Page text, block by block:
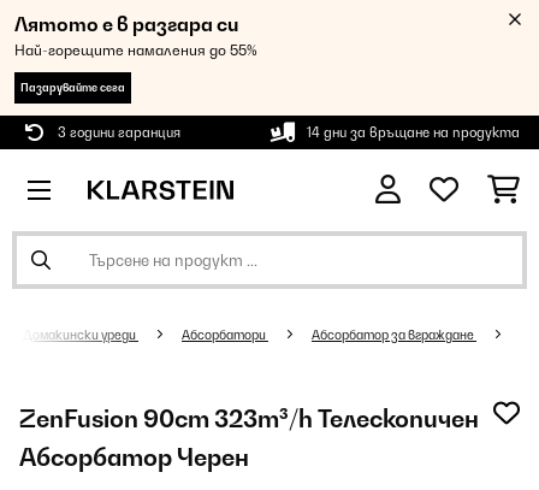
Лятото е в разгара си
Най-горещите намаления до 55%
Пазарувайте сега
3 години гаранция 14 дни за връщане на продукта
Домакински уреди Абсорбатори Абсорбатор за вграждане
ZenFusion 90cm 323m³/h Телескопичен
Абсорбатор Черен